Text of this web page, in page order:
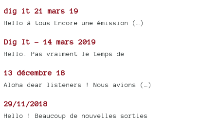
dig it 21 mars 19
Hello à tous Encore une émission (…)
Dig It - 14 mars 2019
Hello. Pas vraiment le temps de
13 décembre 18
Aloha dear listeners ! Nous avions (…)
29/11/2018
Hello ! Beaucoup de nouvelles sorties